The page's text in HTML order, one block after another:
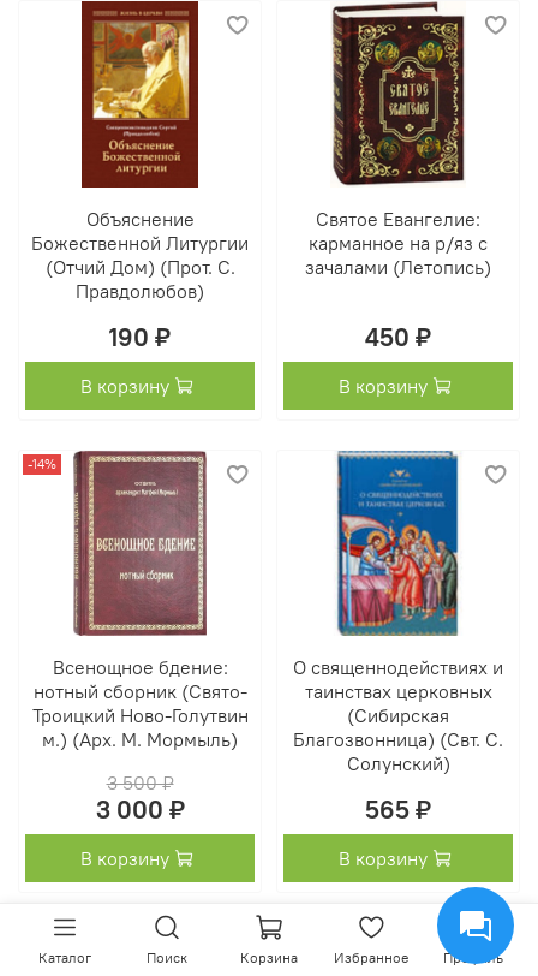
Объяснение
Божественной Литургии
(Отчий Дом) (Прот. С.
Правдолюбов)
190 ₽
В корзину
Святое Евангелие:
карманное на р/яз с
зачалами (Летопись)
450 ₽
В корзину
-14%
Всенощное бдение:
нотный сборник (Свято-
Троицкий Ново-Голутвин
м.) (Арх. М. Мормыль)
3 500 ₽
3 000 ₽
В корзину
О священнодействиях и
таинствах церковных
(Сибирская
Благозвонница) (Свт. С.
Солунский)
565 ₽
В корзину
-20%
Каталог Поиск Корзина Избранное Профиль